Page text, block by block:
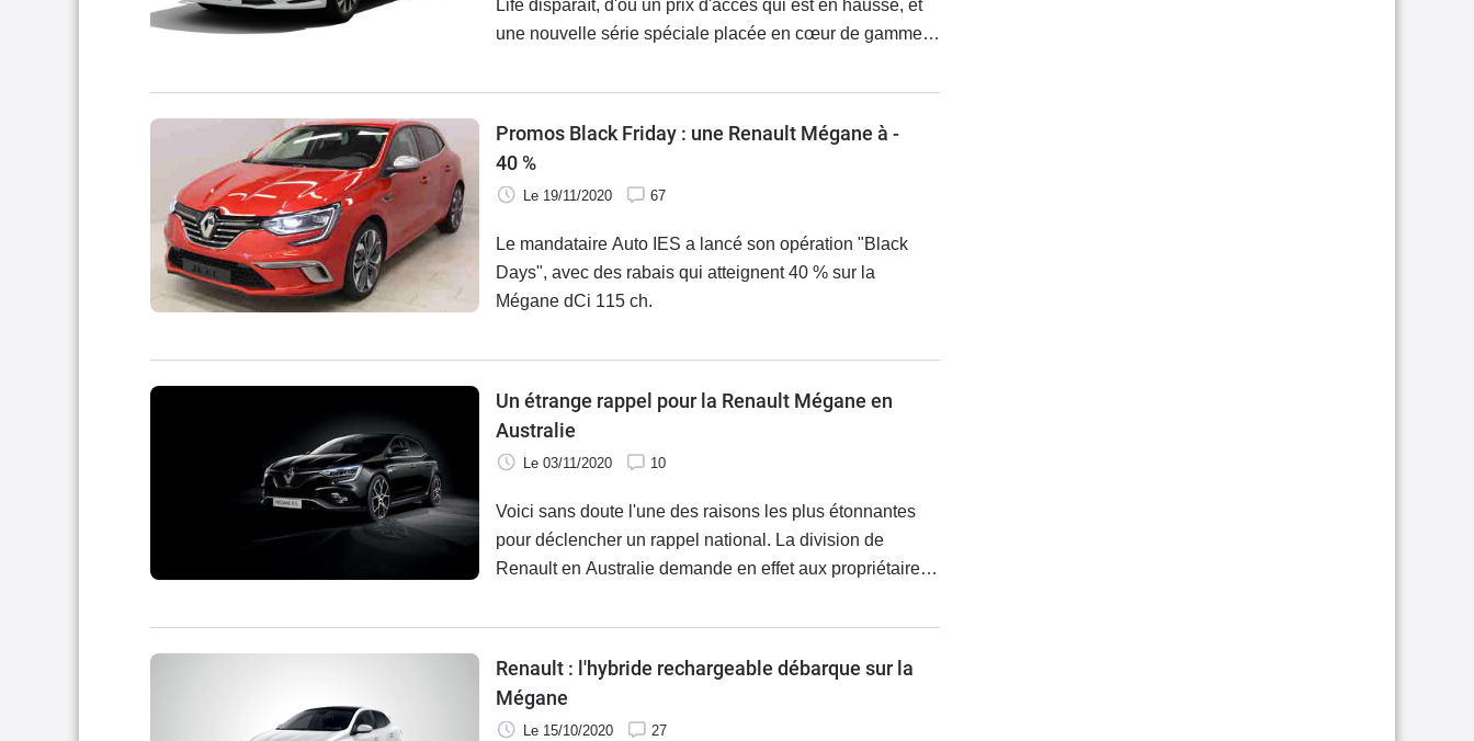
Life disparaît, d'où un prix d'accès qui est en hausse, et
une nouvelle série spéciale placée en cœur de gamme
Promos Black Friday : une Renault Mégane à -
40 %
Le 19/11/2020 67
Le mandataire Auto IES a lancé son opération "Black
Days", avec des rabais qui atteignent 40 % sur la
Mégane dCi 115 ch.
Un étrange rappel pour la Renault Mégane en
Australie
Le 03/11/2020 10
Voici sans doute l'une des raisons les plus étonnantes
pour déclencher un rappel national. La division de
Renault en Australie demande en effet aux propriétaires
2016 de se rendre en concession pour corriger un point
Renault : l'hybride rechargeable débarque sur la
Mégane
Le 15/10/2020 27